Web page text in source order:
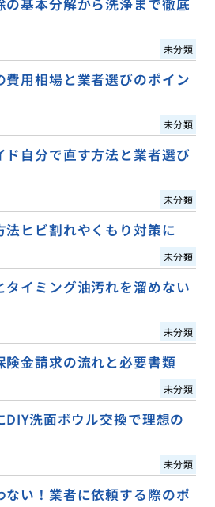
の基本分解から洗浄まで徹底
未分類
費用相場と業者選びのポイン
未分類
ド自分で直す方法と業者選び
未分類
法ヒビ割れやくもり対策に
未分類
タイミング油汚れを溜めない
未分類
険金請求の流れと必要書類
未分類
洗面ボウル交換で理想の
未分類
ない！業者に依頼する際のポ